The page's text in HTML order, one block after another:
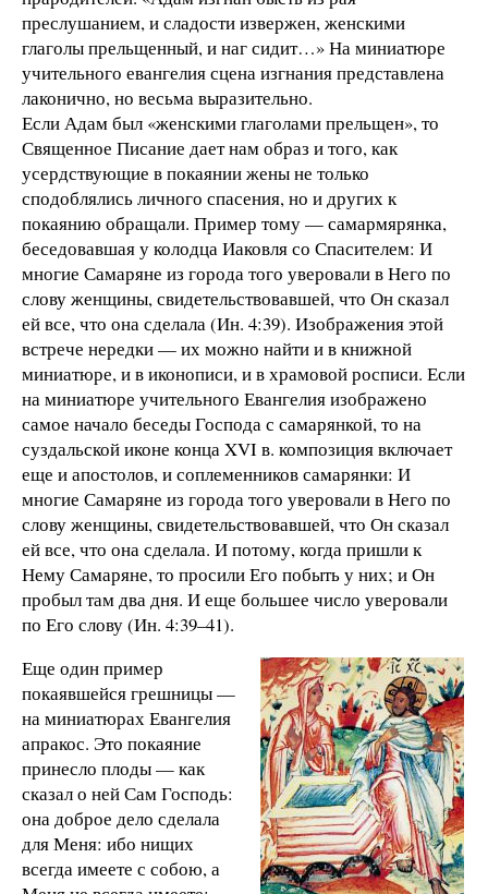
преслушанием, и сладости извержен, женскими
глаголы прельщенный, и наг сидит…» На миниатюре
учительного евангелия сцена изгнания представлена
лаконично, но весьма выразительно.
Если Адам был «женскими глаголами прельщен», то
Священное Писание дает нам образ и того, как
усердствующие в покаянии жены не только
сподоблялись личного спасения, но и других к
покаянию обращали. Пример тому — самармярянка,
беседовавшая у колодца Иаковля со Спасителем: И
многие Самаряне из города того уверовали в Него по
слову женщины, свидетельствовавшей, что Он сказал
ей все, что она сделала (Ин. 4:39). Изображения этой
встрече нередки — их можно найти и в книжной
миниатюре, и в иконописи, и в храмовой росписи. Если
на миниатюре учительного Евангелия изображено
самое начало беседы Господа с самарянкой, то на
суздальской иконе конца XVI в. композиция включает
еще и апостолов, и соплеменников самарянки: И
многие Самаряне из города того уверовали в Него по
слову женщины, свидетельствовавшей, что Он сказал
ей все, что она сделала. И потому, когда пришли к
Нему Самаряне, то просили Его побыть у них; и Он
пробыл там два дня. И еще большее число уверовали
по Его слову (Ин. 4:39–41).
Еще один пример
покаявшейся грешницы —
на миниатюрах Евангелия
апракос. Это покаяние
принесло плоды — как
сказал о ней Сам Господь:
она доброе дело сделала
для Меня: ибо нищих
всегда имеете с собою, а